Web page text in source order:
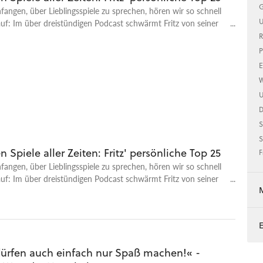
oder zum Aktivieren von Implantanten genutzt werden,
Lords of the Fallen im klassischer Metroidvania-Stil
auf, sobald man am Speicherpunkt war und wenn man
(hier in Form von Altmetall) wieder
über Lieblingsspiele zu sprechen, hören wir so schnell
Im über dreistündigen Podcast schwärmt Fritz von seiner
Spiele aller Zeiten: Fritz' persönliche Top 25
über Lieblingsspiele zu sprechen, hören wir so schnell
Im über dreistündigen Podcast schwärmt Fritz von seiner
auch einfach nur Spaß machen!« -